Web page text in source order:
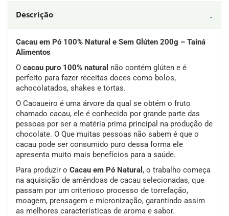
Descrição
Cacau em Pó 100% Natural e Sem Glúten 200g – Tainá
Alimentos
O cacau puro 100% natural não contém glúten e é
perfeito para fazer receitas doces como bolos,
achocolatados, shakes e tortas.
O Cacaueiro é uma árvore da qual se obtém o fruto
chamado cacau, ele é conhecido por grande parte das
pessoas por ser a matéria prima principal na produção de
chocolate. O Que muitas pessoas não sabem é que o
cacau pode ser consumido puro dessa forma ele
apresenta muito mais benefícios para a saúde.
Para produzir o Cacau em Pó Natural , o trabalho começa
na aquisição de amêndoas de cacau selecionadas, que
passam por um criterioso processo de torrefação,
moagem, prensagem e micronização, garantindo assim
as melhores características de aroma e sabor.